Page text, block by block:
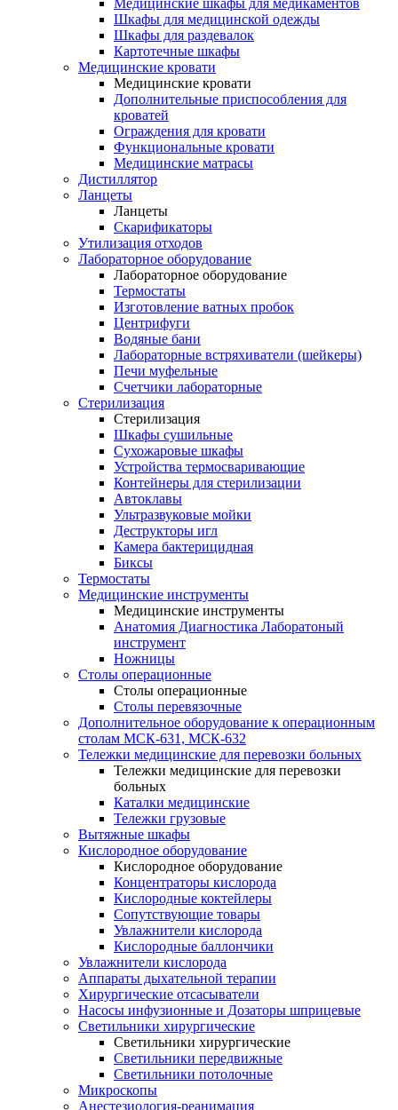
Медицинские шкафы для медикаментов
Шкафы для медицинской одежды
Шкафы для раздевалок
Картотечные шкафы
Медицинские кровати
Медицинские кровати
Дополнительные приспособления для
кроватей
Ограждения для кровати
Функциональные кровати
Медицинские матрасы
Дистиллятор
Ланцеты
Ланцеты
Скарификаторы
Утилизация отходов
Лабораторное оборудование
Лабораторное оборудование
Термостаты
Изготовление ватных пробок
Центрифуги
Водяные бани
Лабораторные встряхиватели (шейкеры)
Печи муфельные
Счетчики лабораторные
Стерилизация
Стерилизация
Шкафы сушильные
Сухожаровые шкафы
Устройства термосваривающие
Контейнеры для стерилизации
Автоклавы
Ультразвуковые мойки
Деструкторы игл
Камера бактерицидная
Биксы
Термостаты
Медицинские инструменты
Медицинские инструменты
Анатомия Диагностика Лаборатоный
инструмент
Ножницы
Столы операционные
Столы операционные
Столы перевязочные
Дополнительное оборудование к операционным
столам МСК-631, МСК-632
Тележки медицинские для перевозки больных
Тележки медицинские для перевозки
больных
Каталки медицинские
Тележки грузовые
Вытяжные шкафы
Кислородное оборудование
Кислородное оборудование
Концентраторы кислорода
Кислородные коктейлеры
Сопутствующие товары
Увлажнители кислорода
Кислородные баллончики
Увлажнители кислорода
Аппараты дыхательной терапии
Хирургические отсасыватели
Насосы инфузионные и Дозаторы шприцевые
Светильники хирургические
Светильники хирургические
Светильники передвижные
Светильники потолочные
Микроскопы
Анестезиология-реанимация